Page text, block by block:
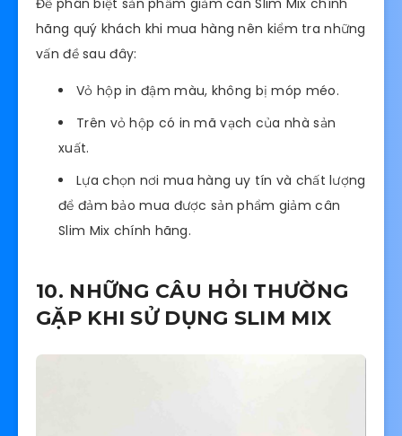
Để phân biệt sản phẩm giảm cân Slim Mix chính
hãng quý khách khi mua hàng nên kiểm tra những
vấn đề sau đây:
Vỏ hộp in đậm màu, không bị móp méo.
Trên vỏ hộp có in mã vạch của nhà sản
xuất.
Lựa chọn nơi mua hàng uy tín và chất lượng
để đảm bảo mua được sản phẩm giảm cân
Slim Mix chính hãng.
10. NHỮNG CÂU HỎI THƯỜNG
GẶP KHI SỬ DỤNG SLIM MIX